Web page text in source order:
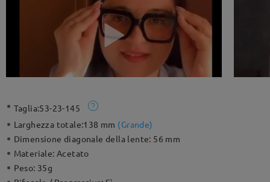
Taglia:53-23-145
Larghezza totale:138 mm (Grande)
Dimensione diagonale della lente: 56 mm
Materiale:Acetato
Peso: 35g